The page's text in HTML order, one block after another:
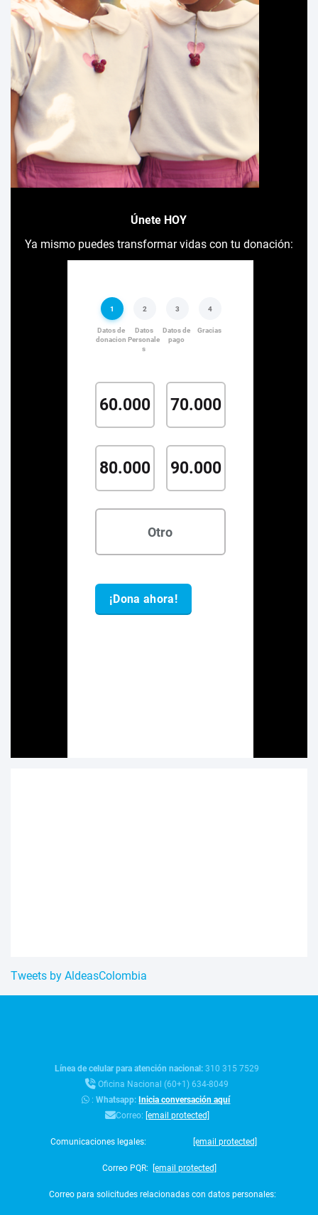
Únete HOY
Ya mismo puedes transformar vidas con tu donación:
Tweets by AldeasColombia
Línea de celular para atención nacional:310 315 7529
Oficina Nacional (60+1) 634-8049
:Whatsapp: Inicia conversación aquí
Correo: [email protected]
Comunicaciones legales: [email protected]
Correo PQR: [email protected]
Correo para solicitudes relacionadas con datos personales: